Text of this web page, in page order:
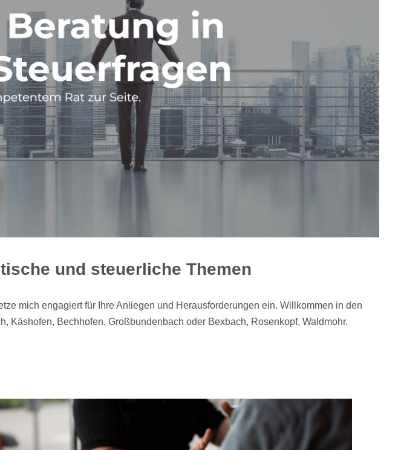
und steuerliche Themen
mich engagiert für Ihre Anliegen und Herausforderungen ein. Willkommen in den
Käshofen, Bechhofen, Großbundenbach oder Bexbach, Rosenkopf, Waldmohr.